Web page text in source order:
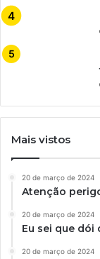
Mais vistos
20 de março de 2024
Atenção
20 de março de 2024
Eu sei que dói
20 de março de 2024